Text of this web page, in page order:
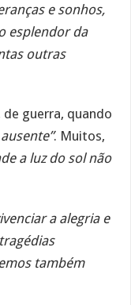
e sonhos,
esplendor da
outras
guerra, quando
. Muitos,
a luz do sol não
a alegria e
também